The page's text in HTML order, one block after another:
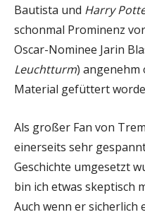
Bautista und Harry
schonmal Prominenz
Oscar-Nominee Jarin
Leuchtturm) angenehm
Material gefüttert
Als großer Fan von
einerseits sehr
Geschichte umgesetzt
bin ich etwas skeptisch
Auch wenn er sicherlich